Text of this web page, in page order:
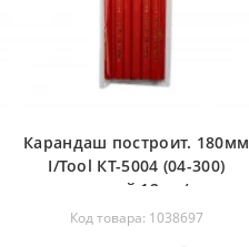
Карандаш построит. 180мм
I/Tool КТ-5004 (04-300)
красный 12шт/уп
Код товара: 1038697